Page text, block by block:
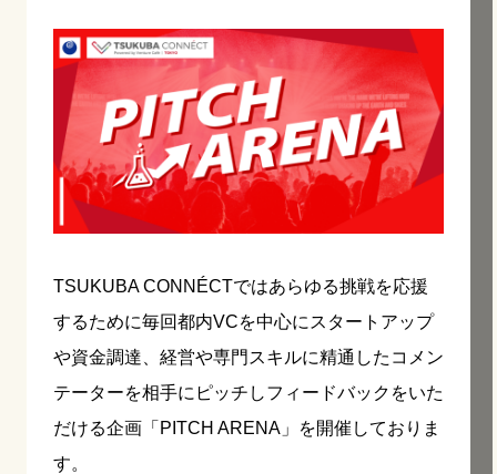
TSUKUBA CONNÉCTではあらゆる挑戦を応援
するために毎回都内VCを中心にスタートアップ
や資金調達、経営や専門スキルに精通したコメン
テーターを相手にピッチしフィードバックをいた
だける企画「PITCH ARENA」を開催しておりま
す。